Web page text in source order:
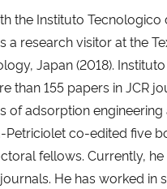
the Instituto
a research visitor at the
Japan (2018).
than 155 papers in JCR
of adsorption
co-edited five
fellows. Currently,
He has worked